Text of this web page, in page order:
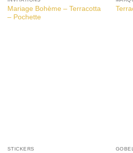
Mariage Bohème – Terracotta
– Pochette
STICKERS